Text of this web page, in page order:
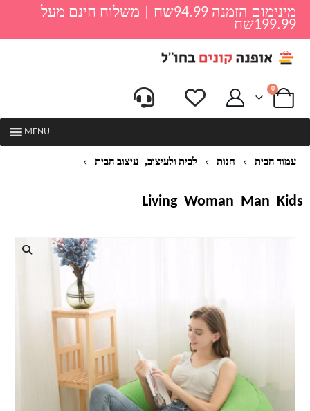
מינימום הזמנה 94.99שח | משלוח חינם מעל
199.99שח
0
MENU
עמוד הבית חנות לבית ולעיצוב, עיצוב הבית
Kids
Man
Woman
Living